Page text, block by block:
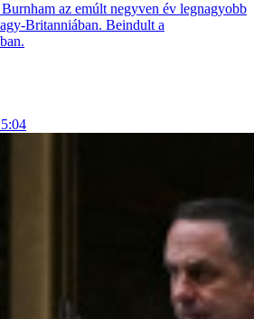
az emúlt negyven év legnagyobb
Britanniában. Beindult a